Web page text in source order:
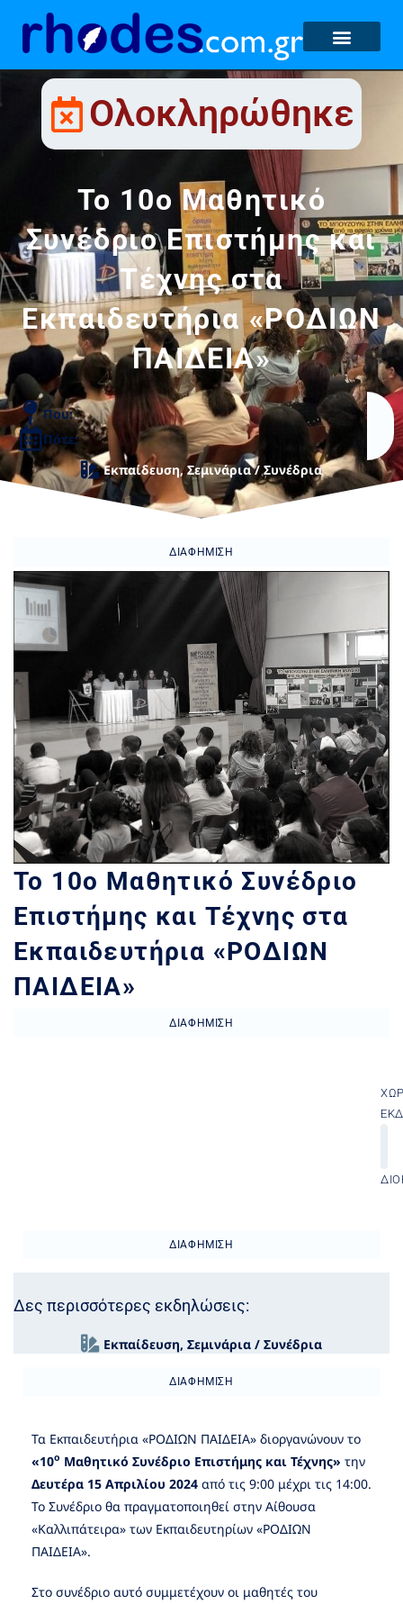
Ολοκληρώθηκε
Το 10ο Μαθητικό
Συνέδριο Επιστήμης και
Τέχνης στα
Εκπαιδευτήρια «ΡΟΔΙΩΝ
ΠΑΙΔΕΙΑ»
Που:
Πότε:
Εκπαίδευση,Σεμινάρια / Συνέδρια
ΔΙΑΦΉΜΙΣΗ
Το 10ο Μαθητικό Συνέδριο
Επιστήμης και Τέχνης στα
Εκπαιδευτήρια «ΡΟΔΙΩΝ
ΠΑΙΔΕΙΑ»
ΔΙΑΦΉΜΙΣΗ
ΔΙΑΦΉΜΙΣΗ
Δες περισσότερες εκδηλώσεις:
Εκπαίδευση, Σεμινάρια / Συνέδρια
ΔΙΑΦΉΜΙΣΗ
Τα Εκπαιδευτήρια «ΡΟΔΙΩΝ ΠΑΙΔΕΙΑ» διοργανώνουν το
«10ο Μαθητικό Συνέδριο Επιστήμης και Τέχνης» την
Δευτέρα 15 Απριλίου 2024 από τις 9:00 μέχρι τις 14:00.
Το Συνέδριο θα πραγματοποιηθεί στην Αίθουσα
«Καλλιπάτειρα» των Εκπαιδευτηρίων «ΡΟΔΙΩΝ
ΠΑΙΔΕΙΑ».
Στο συνέδριο αυτό συμμετέχουν οι μαθητές του